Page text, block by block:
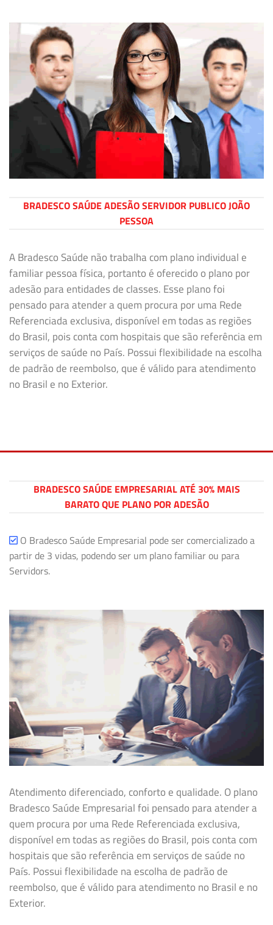
BRADESCO SAÚDE ADESÃO SERVIDOR PUBLICO JOÃO
PESSOA
A Bradesco Saúde não trabalha com plano individual e
familiar pessoa física, portanto é oferecido o plano por
adesão para entidades de classes. Esse plano foi
pensado para atender a quem procura por uma Rede
Referenciada exclusiva, disponível em todas as regiões
do Brasil, pois conta com hospitais que são referência em
serviços de saúde no País. Possui flexibilidade na escolha
de padrão de reembolso, que é válido para atendimento
no Brasil e no Exterior.
BRADESCO SAÚDE EMPRESARIAL ATÉ 30% MAIS
BARATO QUE PLANO POR ADESÃO
O Bradesco Saúde Empresarial pode ser comercializado a
partir de 3 vidas, podendo ser um plano familiar ou para
Servidors.
Atendimento diferenciado, conforto e qualidade. O plano
Bradesco Saúde Empresarial foi pensado para atender a
quem procura por uma Rede Referenciada exclusiva,
disponível em todas as regiões do Brasil, pois conta com
hospitais que são referência em serviços de saúde no
País. Possui flexibilidade na escolha de padrão de
reembolso, que é válido para atendimento no Brasil e no
Exterior.